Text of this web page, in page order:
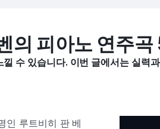
의 피아노 연주곡
수 있습니다. 이번 글에서는 실력
인 루트비히 판 베